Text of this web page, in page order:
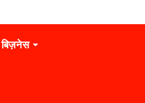
बिज़नेस